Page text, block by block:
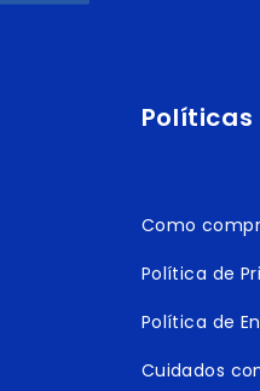
Políticas
Como
Política de
Política de
Cuidados